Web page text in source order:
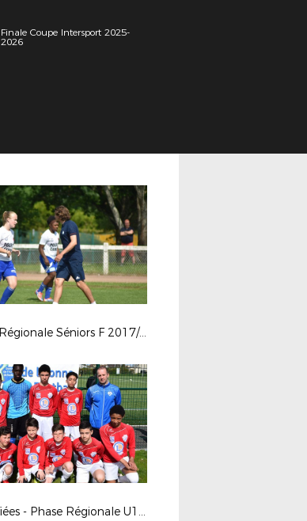
Finale Coupe Intersport 2025-
2026
Finale Coupe Régionale Séniors F 2017/2018
Equipes qualifiées - Phase Régionale U13 Pitch 2018